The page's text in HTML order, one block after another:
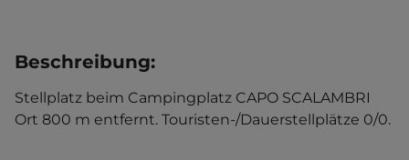
Beschreibung:
Stellplatz beim Campingplatz CAPO SCALAMBRI
Ort 800 m entfernt. Touristen-/Dauerstellplätze 0/0.